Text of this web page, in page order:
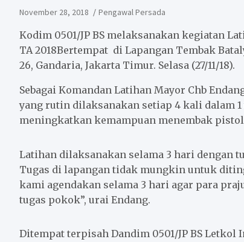
November 28, 2018 Pengawal Persada
Kodim 0501/JP BS melaksanakan kegiatan
TA 2018Bertempat di Lapangan Tembak
26, Gandaria, Jakarta Timur. Selasa (27/11/18).
Sebagai Komandan Latihan Mayor Chb
yang rutin dilaksanakan setiap 4 kali dalam
meningkatkan kemampuan menembak
Latihan dilaksanakan selama 3 hari dengan
Tugas di lapangan tidak mungkin untuk
kami agendakan selama 3 hari agar para
tugas pokok”, urai Endang.
Ditempat terpisah Dandim 0501/JP BS Letkol